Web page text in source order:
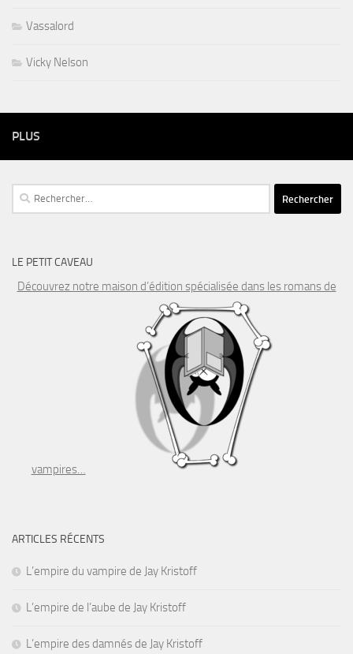
Vassalord
Vicky Nelson
PLUS
Rechercher :
LE PETIT CAVEAU
Découvrez notre maison d’édition spécialisée dans les romans de
vampires…
ARTICLES RÉCENTS
L’empire du vampire de Jay Kristoff
L’empire de l’aube de Jay Kristoff
L’empire des damnés de Jay Kristoff